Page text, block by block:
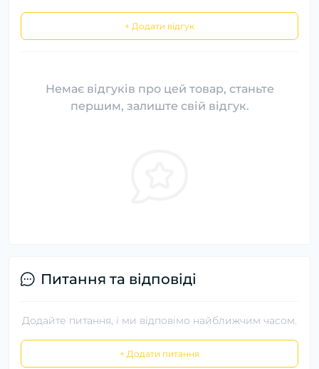
+ Додати відгук
Немає відгуків про цей товар, станьте
першим, залиште свій відгук.
Питання та відповіді
Додайте питання, і ми відповімо найближчим часом.
+ Додати питання